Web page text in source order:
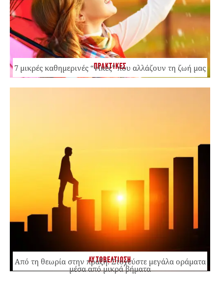
ΠΡΑΚΤΙΚΕΣ
7 μικρές καθημερινές “νίκες” που αλλάζουν τη ζωή μας
ΑΥΤΟΒΕΛΤΙΩΣΗ
Από τη θεωρία στην πράξη: Στοχεύστε μεγάλα οράματα
μέσα από μικρά βήματα